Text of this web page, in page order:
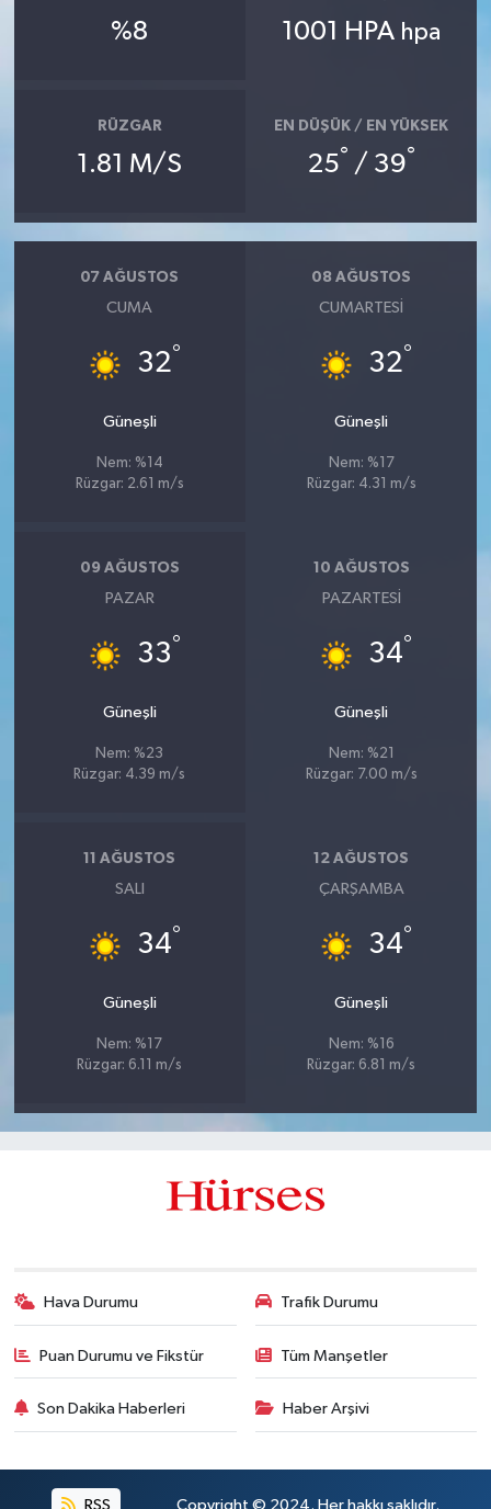
%8 1001 HPA hpa
RÜZGAR
1.81 M/S
EN DÜŞÜK / EN YÜKSEK
25° / 39°
07 AĞUSTOS
CUMA
32°
Güneşli
Nem: %14
Rüzgar: 2.61 m/s
08 AĞUSTOS
CUMARTESI
32°
Güneşli
Nem: %17
Rüzgar: 4.31 m/s
09 AĞUSTOS
PAZAR
33°
Güneşli
Nem: %23
Rüzgar: 4.39 m/s
10 AĞUSTOS
PAZARTESI
34°
Güneşli
Nem: %21
Rüzgar: 7.00 m/s
11 AĞUSTOS
SALI
34°
Güneşli
Nem: %17
Rüzgar: 6.11 m/s
12 AĞUSTOS
ÇARŞAMBA
34°
Güneşli
Nem: %16
Rüzgar: 6.81 m/s
Hava Durumu Trafik Durumu
Puan Durumu ve Fikstür Tüm Manşetler
Son Dakika Haberleri Haber Arşivi
RSS Copyright © 2024. Her hakkı saklıdır.